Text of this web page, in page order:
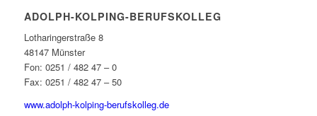
ADOLPH-KOLPING-BERUFSKOLLEG
Lotharingerstraße 8
48147 Münster
Fon: 0251 / 482 47 – 0
Fax: 0251 / 482 47 – 50
www.adolph-kolping-berufskolleg.de